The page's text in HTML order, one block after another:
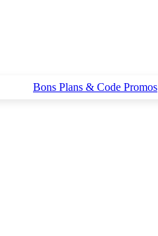
Bons Plans & Code Promos